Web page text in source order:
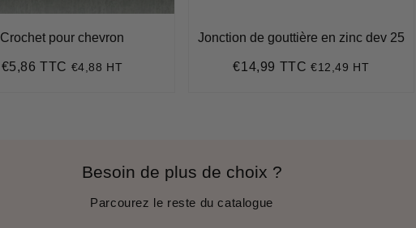
Crochet pour chevron
Prix
€5,86 TTC €5,86
€4,88 HT
Jonction de gouttière en zinc dev 25
Prix
€14,99 TTC€14,99
€12,49 HT
Besoin de plus de choix ?
Parcourez le reste du catalogue